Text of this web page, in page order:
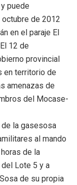
puede
de 2012
en el paraje El
12 de
provincial
en territorio de
amenazas de
del Mocase-
la gasesosa
al mando
de la
Lote 5 y a
de su propia